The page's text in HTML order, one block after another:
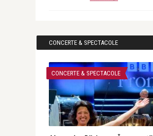
CONCERTE & SPECTACOLE
CONCERTE & SPECTACOLE